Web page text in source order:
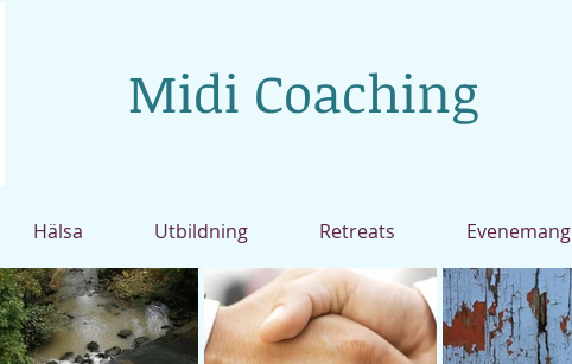
Midi Coaching
Hälsa Utbildning Retreats Evenemang